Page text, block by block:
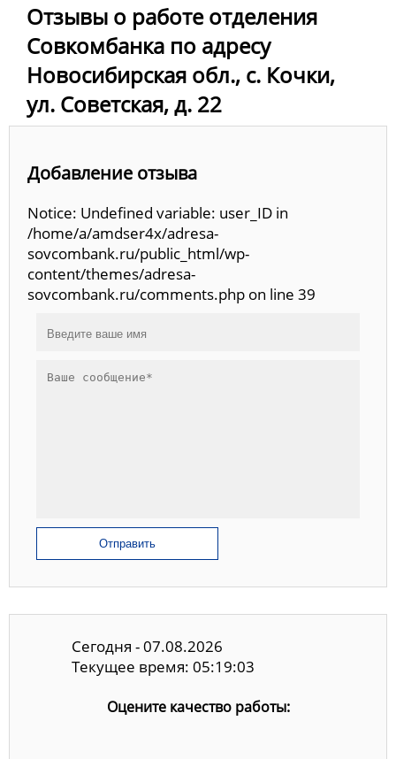
Отзывы о работе отделения
Совкомбанка по адресу
Новосибирская обл., с. Кочки,
ул. Советская, д. 22
Добавление отзыва
Notice: Undefined variable: user_ID in
/home/a/amdser4x/adresa-
sovcombank.ru/public_html/wp-
content/themes/adresa-
sovcombank.ru/comments.php on line 39
Отправить
Сегодня - 07.08.2026
Текущее время: 05:19:04
Оцените качество работы: